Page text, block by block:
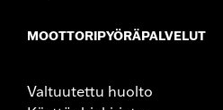
MOOTTORIPYÖRÄPALVELUT
Valtuutettu huolto